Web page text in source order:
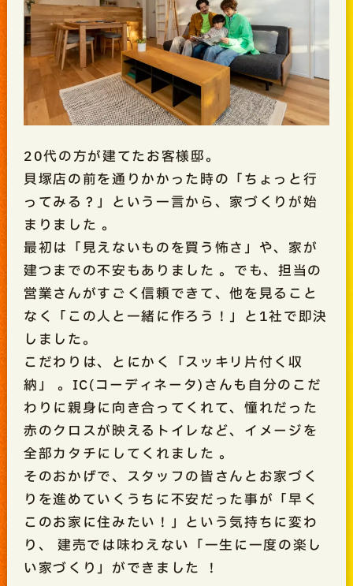
20代の方が建てたお客様邸。
貝塚店の前を通りかかった時の「ちょっと行
ってみる？」という一言から、家づくりが始
まりました 。
最初は「見えないものを買う怖さ」や、家が
建つまでの不安もありました。でも、担当の
営業さんがすごく信頼できて、他を見ること
なく「この人と一緒に作ろう！」と1社で即決
しました。
こだわりは、とにかく「スッキリ片付く収
納」 。IC(コーディネータ)さんも自分のこだ
わりに親身に向き合ってくれて、憧れだった
赤のクロスが映えるトイレなど、イメージを
全部カタチにしてくれました。
そのおかげで、スタッフの皆さんとお家づく
りを進めていくうちに不安だった事が「早く
このお家に住みたい！」という気持ちに変わ
り、
建売では味わえない「一生に一度の楽し
い家づくり」ができました ！